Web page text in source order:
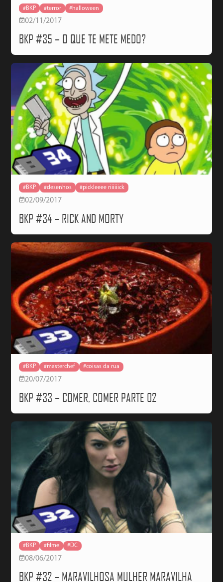
#BKP #terror #halloween
02/11/2017
BKP #35 – O QUE TE METE MEDO?
#BKP #desenhos #pickleeee riiiiiick
02/09/2017
BKP #34 – RICK AND MORTY
#BKP #masterchef #coisas da rua
20/07/2017
BKP #33 – COMER, COMER PARTE 02
#BKP #filme #DC
08/06/2017
BKP #32 – MARAVILHOSA MULHER MARAVILHA